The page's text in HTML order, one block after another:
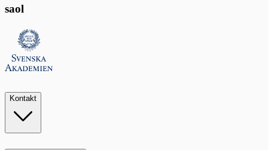
saol
Kontakt